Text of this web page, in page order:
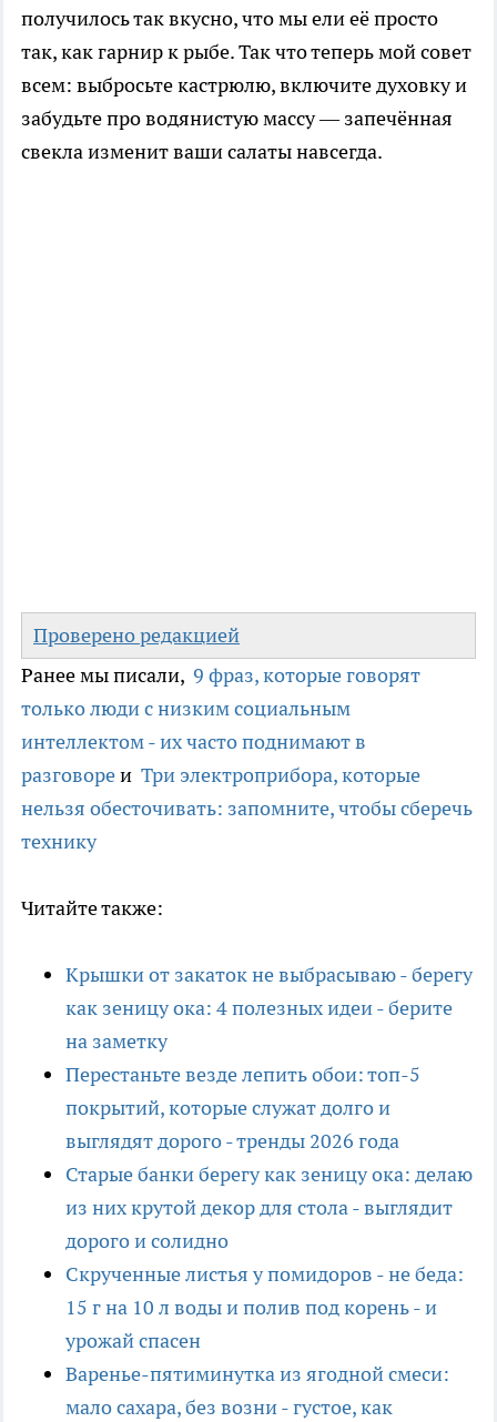
получилось так вкусно, что мы ели её просто
так, как гарнир к рыбе. Так что теперь мой совет
всем: выбросьте кастрюлю, включите духовку и
забудьте про водянистую массу — запечённая
свекла изменит ваши салаты навсегда.
Проверено редакцией
Ранее мы писали, 9 фраз, которые говорят
только люди с низким социальным
интеллектом - их часто поднимают в
разговореи Три электроприбора, которые
нельзя обесточивать: запомните, чтобы сберечь
технику
Читайте также:
Крышки от закаток не выбрасываю - берегу
как зеницу ока: 4 полезных идеи - берите
на заметку
Перестаньте везде лепить обои: топ-5
покрытий, которые служат долго и
выглядят дорого - тренды 2026 года
Старые банки берегу как зеницу ока: делаю
из них крутой декор для стола - выглядит
дорого и солидно
Скрученные листья у помидоров - не беда:
15 г на 10 л воды и полив под корень - и
урожай спасен
Варенье-пятиминутка из ягодной смеси:
мало сахара, без возни - густое, как